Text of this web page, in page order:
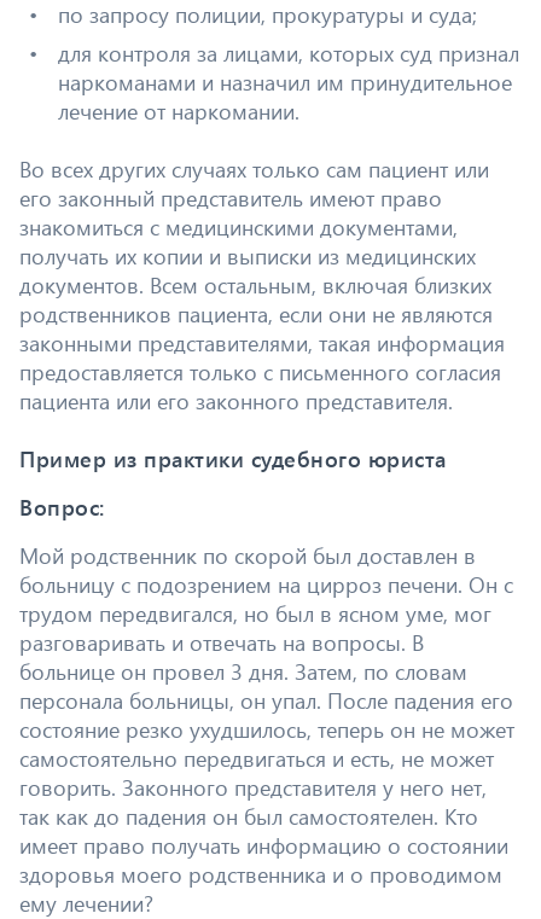
по запросу полиции, прокуратуры и суда;
для контроля за лицами, которых суд признал
наркоманами и назначил им принудительное
лечение от наркомании.
Во всех других случаях только сам пациент или
его законный представитель имеют право
знакомиться с медицинскими документами,
получать их копии и выписки из медицинских
документов. Всем остальным, включая близких
родственников пациента, если они не являются
законными представителями, такая информация
предоставляется только с письменного согласия
пациента или его законного представителя.
Пример из практики судебного юриста
Вопрос:
Мой родственник по скорой был доставлен в
больницу с подозрением на цирроз печени. Он с
трудом передвигался, но был в ясном уме, мог
разговаривать и отвечать на вопросы. В
больнице он провел 3 дня. Затем, по словам
персонала больницы, он упал. После падения его
состояние резко ухудшилось, теперь он не может
самостоятельно передвигаться и есть, не может
говорить. Законного представителя у него нет,
так как до падения он был самостоятелен. Кто
имеет право получать информацию о состоянии
здоровья моего родственника и о проводимом
ему лечении?